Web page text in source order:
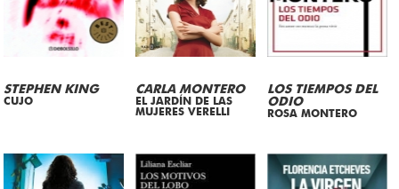
STEPHEN KING
CUJO
CARLA MONTERO
EL JARDÍN DE LAS
MUJERES VERELLI
LOS TIEMPOS DEL
ODIO
ROSA MONTERO